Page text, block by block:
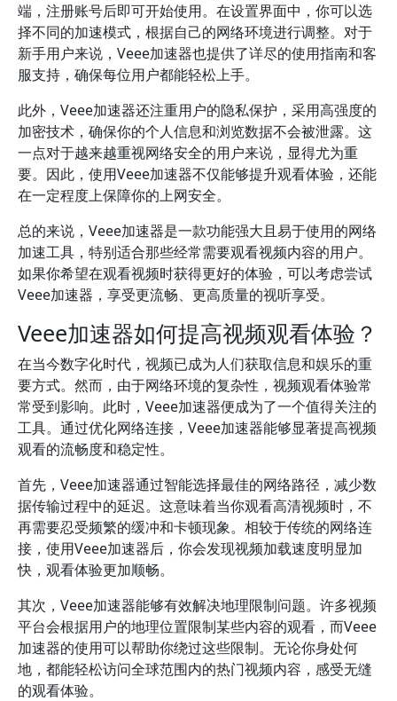
端，注册账号后即可开始使用。在设置界面中，你可以选
择不同的加速模式，根据自己的网络环境进行调整。对于
新手用户来说，Veee加速器也提供了详尽的使用指南和客
服支持，确保每位用户都能轻松上手。
此外，Veee加速器还注重用户的隐私保护，采用高强度的
加密技术，确保你的个人信息和浏览数据不会被泄露。这
一点对于越来越重视网络安全的用户来说，显得尤为重
要。因此，使用Veee加速器不仅能够提升观看体验，还能
在一定程度上保障你的上网安全。
总的来说，Veee加速器是一款功能强大且易于使用的网络
加速工具，特别适合那些经常需要观看视频内容的用户。
如果你希望在观看视频时获得更好的体验，可以考虑尝试
Veee加速器，享受更流畅、更高质量的视听享受。
Veee加速器如何提高视频观看体验？
在当今数字化时代，视频已成为人们获取信息和娱乐的重
要方式。然而，由于网络环境的复杂性，视频观看体验常
常受到影响。此时，Veee加速器便成为了一个值得关注的
工具。通过优化网络连接，Veee加速器能够显著提高视频
观看的流畅度和稳定性。
首先，Veee加速器通过智能选择最佳的网络路径，减少数
据传输过程中的延迟。这意味着当你观看高清视频时，不
再需要忍受频繁的缓冲和卡顿现象。相较于传统的网络连
接，使用Veee加速器后，你会发现视频加载速度明显加
快，观看体验更加顺畅。
其次，Veee加速器能够有效解决地理限制问题。许多视频
平台会根据用户的地理位置限制某些内容的观看，而Veee
加速器的使用可以帮助你绕过这些限制。无论你身处何
地，都能轻松访问全球范围内的热门视频内容，感受无缝
的观看体验。